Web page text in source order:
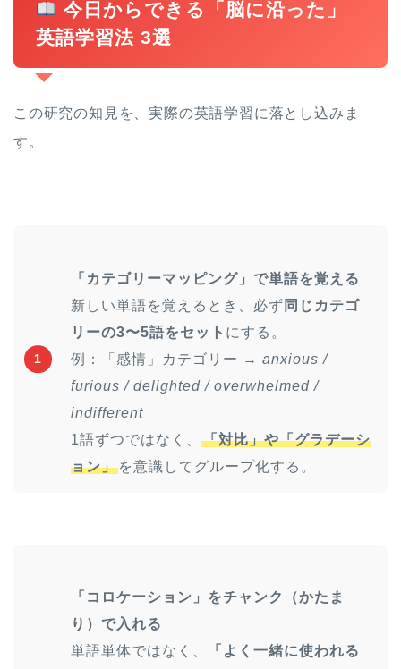
今日からできる「脳に沿った」
英語学習法 3選
この研究の知見を、実際の英語学習に落とし込みま
す。
1
「カテゴリーマッピング」で単語を覚える
新しい単語を覚えるとき、必ず 同じカテゴ
リーの3〜5語をセット にする。
例：「感情」カテゴリー → anxious /
furious / delighted / overwhelmed /
indifferent
1語ずつではなく、
「対比」や「グラデーシ
ョン」 を意識してグループ化する。
「コロケーション」をチャンク（かたま
り）で入れる
単語単体ではなく、
「よく一緒に使われる